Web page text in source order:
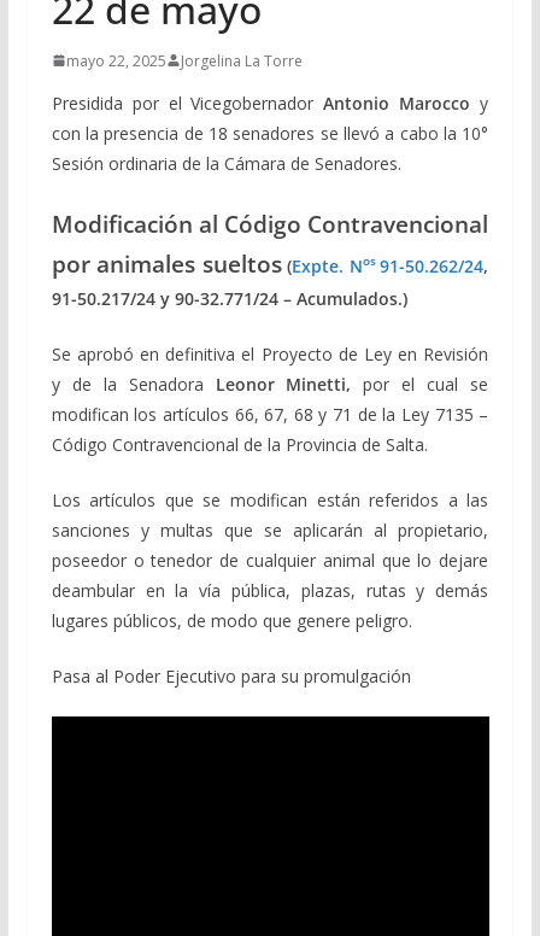
mayo 22, 2025 Jorgelina La Torre
Presidida por el VicegobernadorAntonio Marocco y
con la presencia de 18 senadores se llevó a cabo la 10°
Sesión ordinaria de la Cámara de Senadores.
Modificación al Código Contravencional
por animales sueltos(Expte. Nos91-50.262/24,
91-50.217/24 y 90-32.771/24 – Acumulados.)
Se aprobó en definitiva el Proyecto de Ley en Revisión
y de la Senadora Leonor Minetti,por el cual se
modifican los artículos 66, 67, 68 y 71 de la Ley 7135 –
Código Contravencional de la Provincia de Salta.
Los artículos que se modifican están referidos a las
sanciones y multas que se aplicarán al propietario,
poseedor o tenedor de cualquier animal que lo dejare
deambular en la vía pública, plazas, rutas y demás
lugares públicos, de modo que genere peligro.
Pasa al Poder Ejecutivo para su promulgación